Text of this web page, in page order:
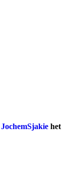
JochemSjakie het